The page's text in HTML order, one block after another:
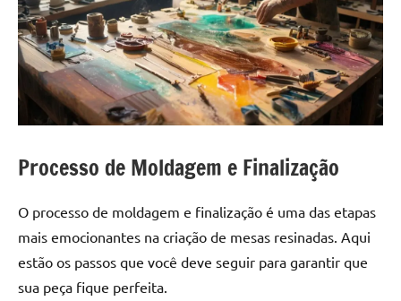
Processo de Moldagem e Finalização
O processo de moldagem e finalização é uma das etapas
mais emocionantes na criação de mesas resinadas. Aqui
estão os passos que você deve seguir para garantir que
sua peça fique perfeita.